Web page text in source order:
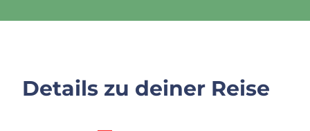
Details zu deiner Reise